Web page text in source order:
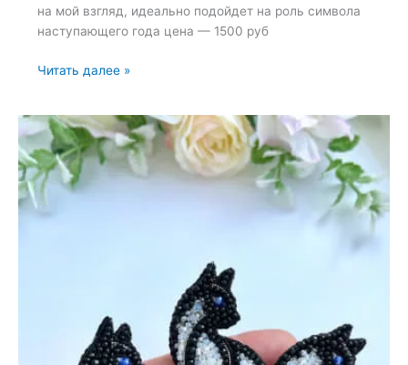
на мой взгляд, идеально подойдет на роль символа
наступающего года цена — 1500 руб
Броши:
и
Символ
года
—
3
Читать далее »